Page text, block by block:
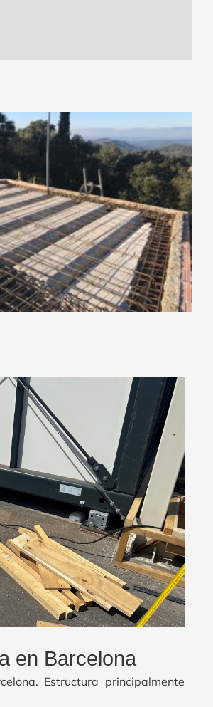
en Barcelona
Estructura principalmente